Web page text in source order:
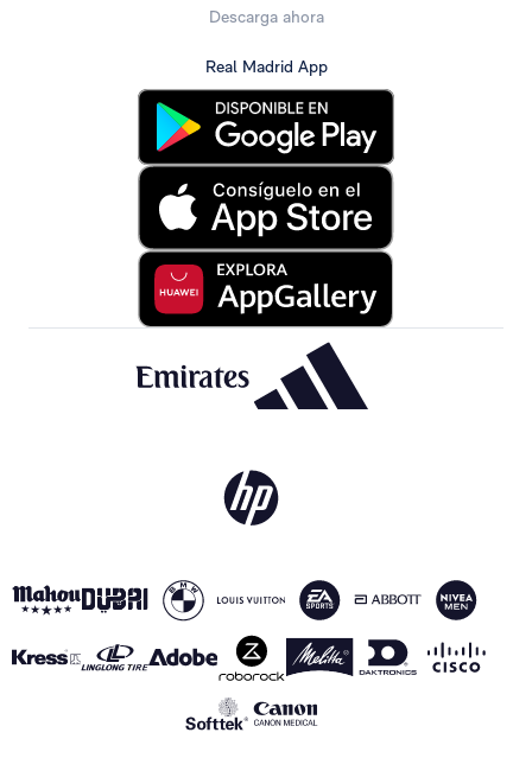
Descarga ahora
Real Madrid App